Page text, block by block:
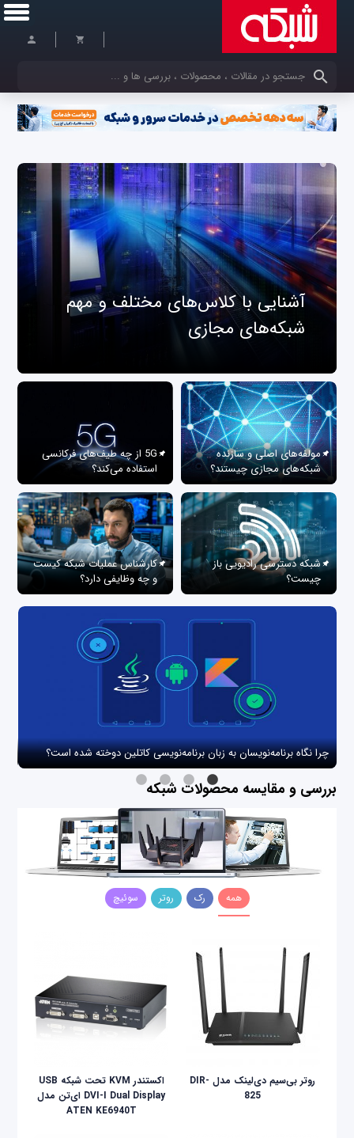
کلمات کلیدی خود را وارد کنید
آشنایی با کلاس‌های مختلف و مهم
شبکه‌های مجازی
مولفه‌های اصلی و سازنده
شبکه‌های مجازی چیستند؟
5G از چه طیف‌های فرکانسی
استفاده می‌کند؟
شبکه دسترسی رادیویی باز
چیست؟
کارشناس عملیات شبکه کیست
و چه وظایفی دارد؟
چرا نگاه برنامه‌نویسان به زبان برنامه‌نویسی کاتلین دوخته شده است؟
بررسی و مقایسه محصولات شبکه
همه رک روتر سوئیچ
روتر بی‌سیم دی‌لینک مدل DIR-
825
اکستندر KVM تحت شبکه USB
DVI-I Dual Display ای‌تن مدل
ATEN KE6940T